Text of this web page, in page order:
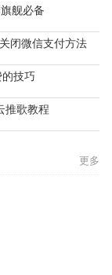
舰必备
闭微信支付方法
技巧
推歌教程
更多